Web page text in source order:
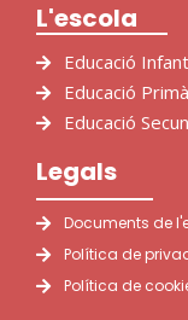
L'escola
Educació
Educació
Educació
Legals
Documents de
Política de
Política de